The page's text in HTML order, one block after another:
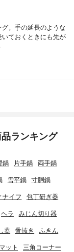
。手の延長のような
ておくときにも先が
ランキング
鍋 片手鍋 両手鍋
雪平鍋 寸胴鍋
ナイフ 包丁研ぎ器
ヘラ みじん切り器
蓋 骨抜き ふきん
ット 三角コーナー